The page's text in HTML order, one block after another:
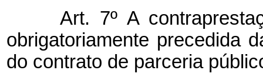
Art. 7º A
obrigatoriamente precedida
do contrato de parceria